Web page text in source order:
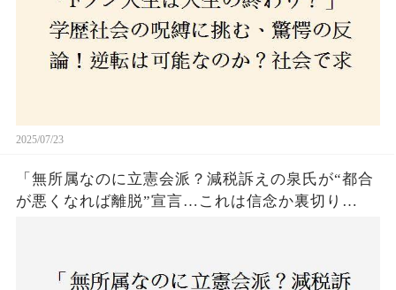
2025/07/23
「無所属なのに立憲会派？減税訴えの泉氏が“都合
が悪くなれば離脱”宣言…これは信念か裏切り